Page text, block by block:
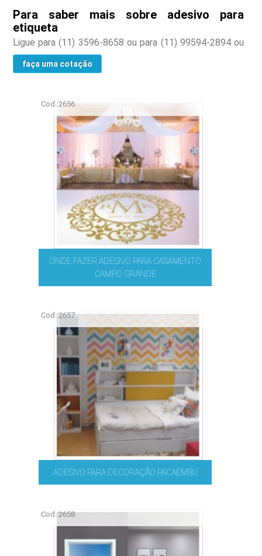
Para saber mais sobre adesivo para
etiqueta
Ligue para(11) 3596-8658 ou para (11) 99594-2894ou
faça uma cotação
Cod.:2656
ONDE FAZER ADESIVO PARA CASAMENTO
CAMPO GRANDE
Cod.:2657
ADESIVO PARA DECORAÇÃO PACAEMBU
Cod.:2658